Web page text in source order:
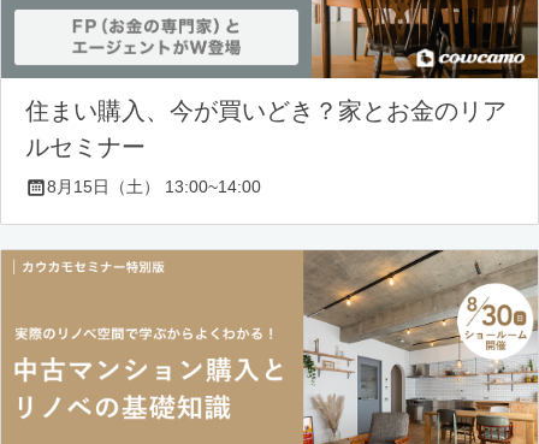
住まい購入、今が買いどき？家とお金のリア
ルセミナー
8月15日（土） 13:00~14:00